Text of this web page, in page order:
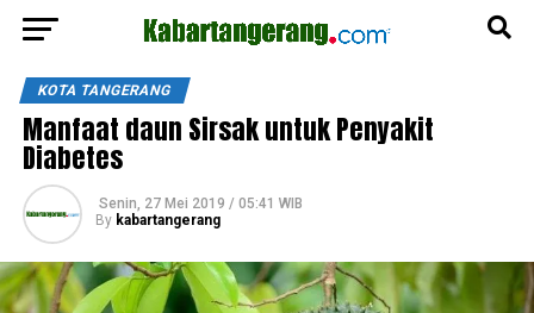
KOTA TANGERANG
Manfaat daun Sirsak untuk Penyakit
Diabetes
Senin, 27 Mei 2019 / 05:41 WIB
By kabartangerang